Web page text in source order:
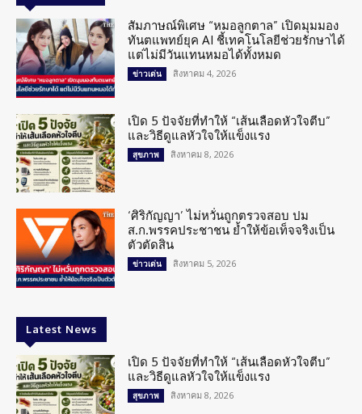
สัมภาษณ์พิเศษ “หมอลูกตาล” เปิดมุมมอง
ทันตแพทย์ยุค AI ชี้เทคโนโลยีช่วยรักษาได้
แต่ไม่มีวันแทนหมอได้ทั้งหมด
ข่าวเด่น สิงหาคม 4, 2026
เปิด 5 ปัจจัยที่ทำให้ “เส้นเลือดหัวใจตีบ”
และวิธีดูแลหัวใจให้แข็งแรง
สุขภาพ สิงหาคม 8, 2026
‘ศิริกัญญา’ ไม่หวั่นถูกตรวจสอบ ปม
ส.ก.พรรคประชาชน ย้ำให้ข้อเท็จจริงเป็น
ตัวตัดสิน
ข่าวเด่น สิงหาคม 5, 2026
Latest News
เปิด 5 ปัจจัยที่ทำให้ “เส้นเลือดหัวใจตีบ”
และวิธีดูแลหัวใจให้แข็งแรง
สุขภาพ สิงหาคม 8, 2026